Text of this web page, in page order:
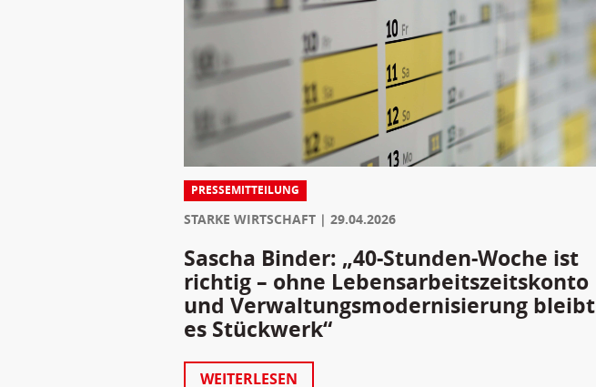
PRESSEMITTEILUNG
STARKE WIRTSCHAFT 29.04.2026
Sascha Binder: „40-Stunden-Woche ist
richtig – ohne Lebensarbeitszeitskonto
und Verwaltungsmodernisierung bleibt
es Stückwerk“
WEITERLESEN